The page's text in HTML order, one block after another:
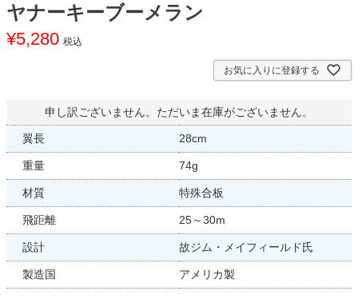
ヤナーキーブーメラン
¥5,280 税込
お気に入りに登録する
申し訳ございません。ただいま在庫がございません。
翼長 28cm
重量 74g
材質 特殊合板
飛距離 25～30m
設計 故ジム・メイフィールド氏
製造国 アメリカ製